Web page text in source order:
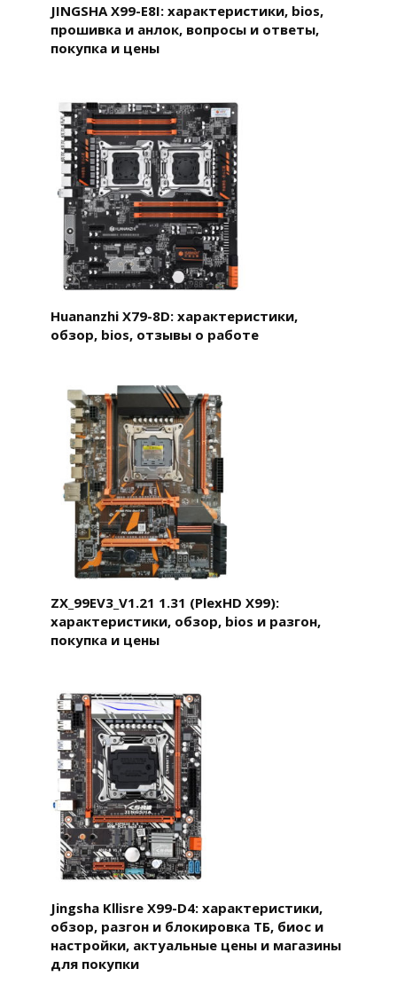
JINGSHA X99-E8I: характеристики, bios,
прошивка и анлок, вопросы и ответы,
покупка и цены
Huananzhi X79-8D: характеристики,
обзор, bios, отзывы о работе
ZX_99EV3_V1.21 1.31 (PlexHD X99):
характеристики, обзор, bios и разгон,
покупка и цены
Jingsha Kllisre X99-D4: характеристики,
обзор, разгон и блокировка ТБ, биос и
настройки, актуальные цены и магазины
для покупки